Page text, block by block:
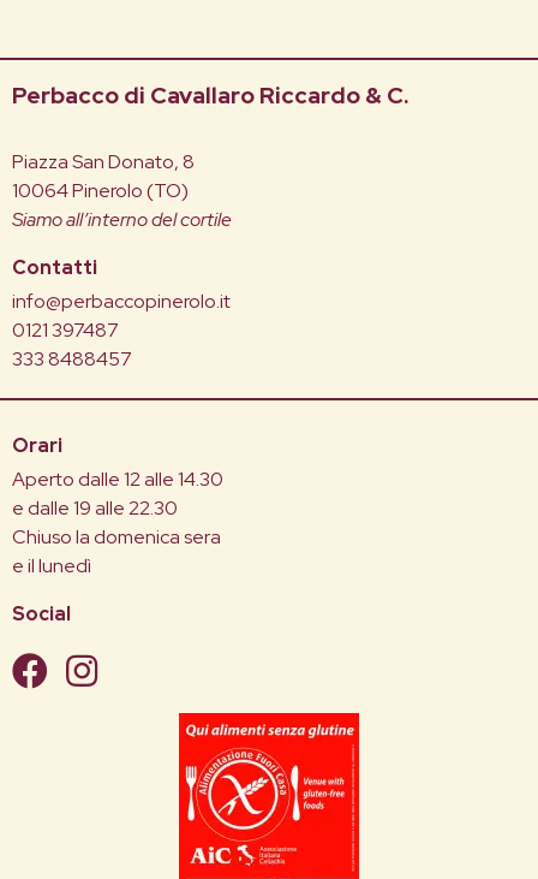
Perbacco di Cavallaro Riccardo & C.
Piazza San Donato, 8
10064 Pinerolo (TO)
Siamo all’interno del cortile
Contatti
info@perbaccopinerolo.it
0121 397487
333 8488457
Orari
Aperto dalle 12 alle 14.30
e dalle 19 alle 22.30
Chiuso la domenica sera
e il lunedì
Social